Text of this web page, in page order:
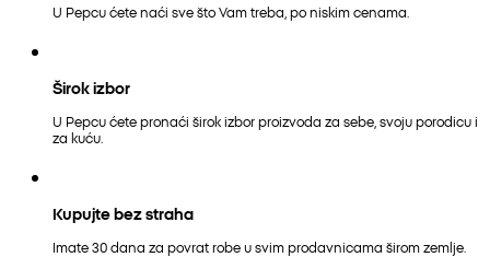
U Pepcu ćete naći sve što Vam treba, po niskim cenama.
Širok izbor
U Pepcu ćete pronaći širok izbor proizvoda za sebe, svoju porodicu i
za kuću.
Kupujte bez straha
Imate 30 dana za povrat robe u svim prodavnicama širom zemlje.